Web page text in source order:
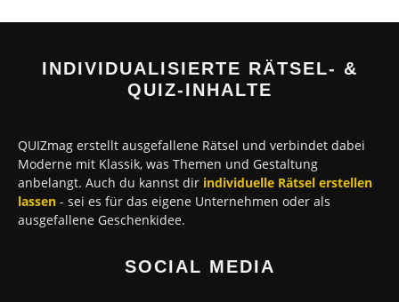
INDIVIDUALISIERTE RÄTSEL- &
QUIZ-INHALTE
QUIZmag erstellt ausgefallene Rätsel und verbindet dabei
Moderne mit Klassik, was Themen und Gestaltung
anbelangt. Auch du kannst dir individuelle Rätsel erstellen
lassen - sei es für das eigene Unternehmen oder als
ausgefallene Geschenkidee.
SOCIAL MEDIA